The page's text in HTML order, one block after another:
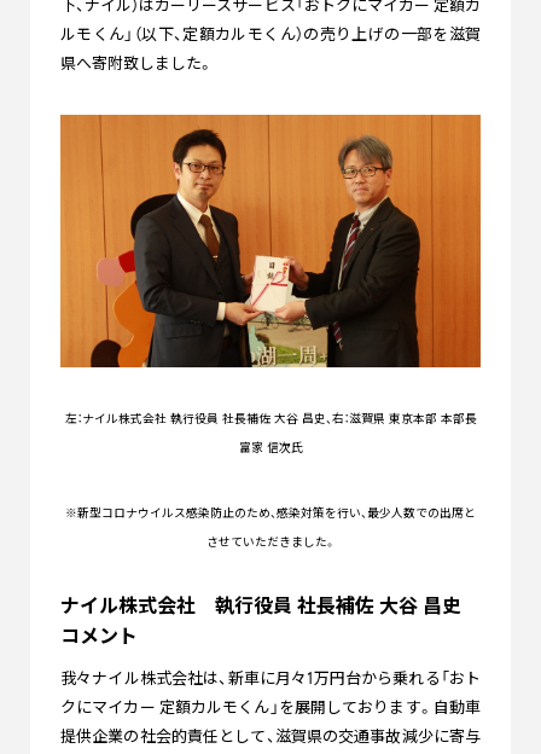
下、ナイル）はカーリースサービス「おトクにマイカー 定額カ
ルモくん」（以下、定額カルモくん）の売り上げの一部を滋賀
県へ寄附致しました。
左：ナイル株式会社 執行役員 社長補佐 大谷 昌史、右：滋賀県 東京本部 本部長
富家 信次氏
※新型コロナウイルス感染防止のため、感染対策を行い、最少人数での出席と
させていただきました。
ナイル株式会社 執行役員 社長補佐 大谷 昌史
コメント
我々ナイル株式会社は、新車に月々1万円台から乗れる「おト
クにマイカー 定額カルモくん」を展開しております。自動車
提供企業の社会的責任として、滋賀県の交通事故減少に寄与